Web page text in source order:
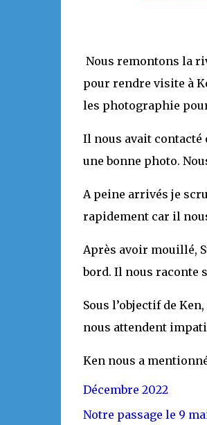
Nous remontons la
pour rendre visite à
les photographie
Il nous avait contacté
une bonne photo.
A peine arrivés je
rapidement car il
Après avoir mouillé,
bord. Il nous raconte
Sous l’objectif de
nous attendent
Ken nous a
Décembre 2022
Notre passage le 9